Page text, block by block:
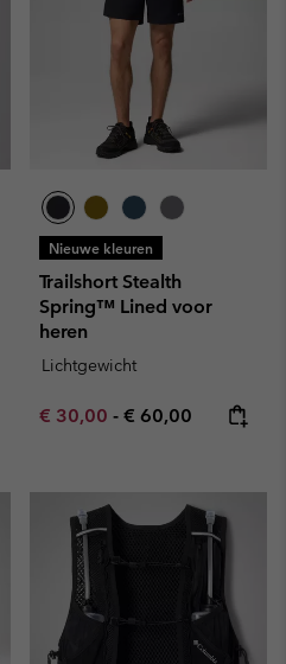
Nieuwe kleuren
Trailshort Stealth
Spring™ Lined voor
heren
Lichtgewicht
Minimum sale price:
€ 30,00 - Maximum price:
€ 60,00